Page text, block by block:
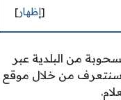
[إظهار]
من البلدية عبر
وسنتعرف من خلال موقع